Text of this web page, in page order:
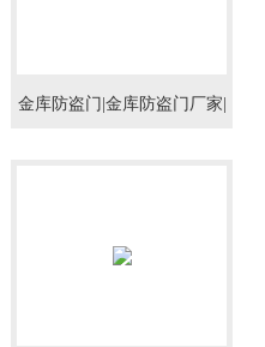
金库防盗门|金库防盗门厂家|